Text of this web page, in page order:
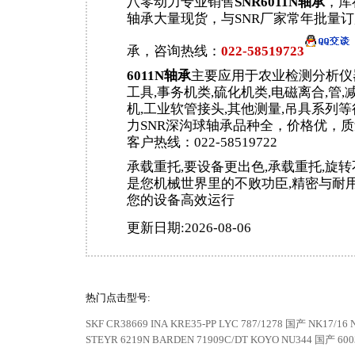
轴承大量现货，与SNR厂家常年批量
承，咨询热线： 022-58519723
6011N轴承主要应用于农业检测分析
工具,事务机类,硫化机类,电磁离合,管,
机,工业软管接头,其他测量,吊具系列
力SNR深沟球轴承品种全，价格优，
客户热线：022-58519722
承载重托,要设备更出色,承载重托,旋
是您机械世界里的不败功臣,精密与耐
您的设备高效运行
更新日期:2026-08-06
热门点击型号:
SKF CR38669 INA KRE35-PP LYC 787/1278 国产 NK17/16
STEYR 6219N BARDEN 71909C/DT KOYO NU344 国产